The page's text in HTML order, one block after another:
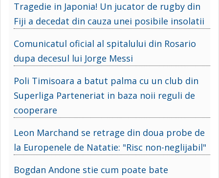
Tragedie in Japonia! Un jucator de rugby din
Fiji a decedat din cauza unei posibile insolatii
Comunicatul oficial al spitalului din Rosario
dupa decesul lui Jorge Messi
Poli Timisoara a batut palma cu un club din
Superliga Parteneriat in baza noii reguli de
cooperare
Leon Marchand se retrage din doua probe de
la Europenele de Natatie: "Risc non-neglijabil"
Bogdan Andone stie cum poate bate